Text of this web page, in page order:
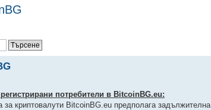
потребители в BitcoinBG.eu:
криптовалути BitcoinBG.eu предполага